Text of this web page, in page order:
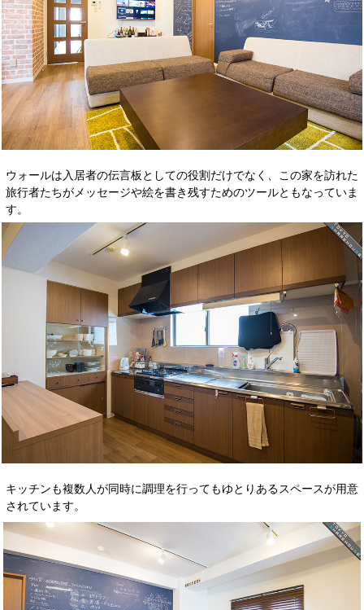
ウォールは入居者の伝言板としての役割だけでなく、この家を訪れた
旅行者たちがメッセージや絵を書き残すためのツールともなっていま
す。
キッチンも複数人が同時に調理を行ってもゆとりあるスペースが用意
されています。